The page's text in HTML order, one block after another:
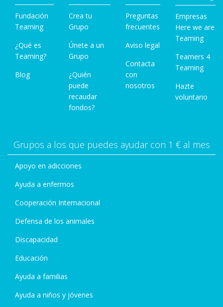
Fundación
Teaming
¿Qué es
Teaming?
Blog
Crea tu
Grupo
Únete a un
Grupo
¿Quién
puede
recaudar
fondos?
Preguntas
frecuentes
Aviso legal
Contacta
con
nosotros
Empresas
Here we are
Teaming
Teamers 4
Teaming
Hazte
voluntario
Grupos a los que puedes ayudar con 1 € al mes
Apoyo en adicciones
Ayuda a enfermos
Cooperación Internacional
Defensa de los animales
Discapacidad
Educación
Ayuda a familias
Ayuda a niños y jóvenes